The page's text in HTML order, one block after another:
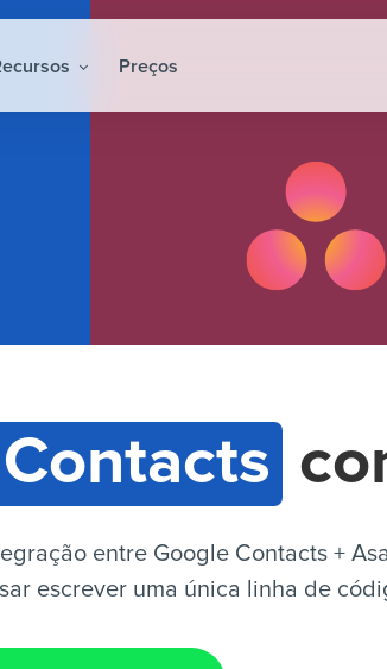
Preços
entre Google Contacts +
escrever uma única linha de